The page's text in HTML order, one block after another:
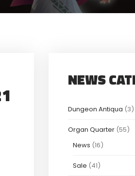
NEWS
Dungeon Antiqua (3)
Organ Quarter (55)
News (16)
Sale (41)